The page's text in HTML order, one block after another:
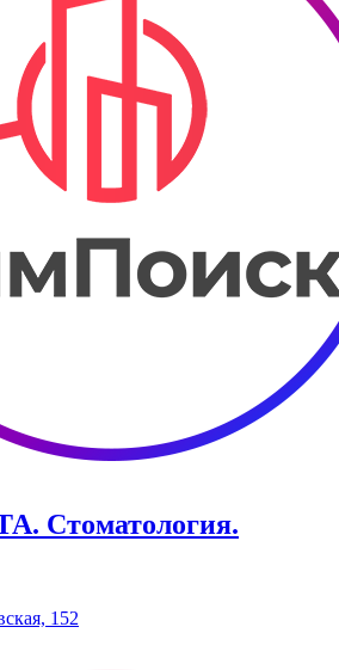
Стоматология.
152